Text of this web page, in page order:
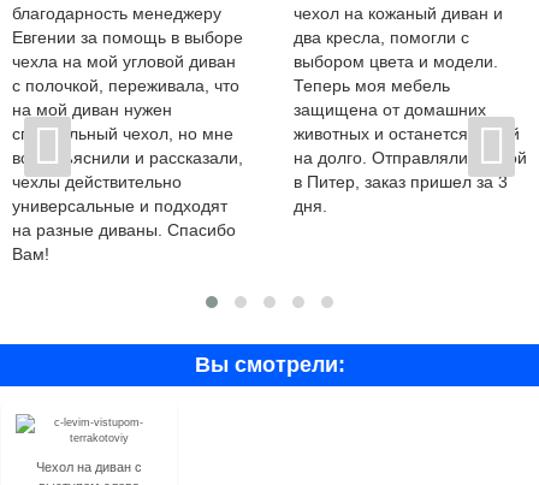
благодарность менеджеру
Евгении за помощь в выборе
чехла на мой угловой диван
с полочкой, переживала, что
на мой диван нужен
специальный чехол, но мне
все объяснили и рассказали,
чехлы действительно
универсальные и подходят
на разные диваны. Спасибо
Вам!
чехол на кожаный диван и
два кресла, помогли с
выбором цвета и модели.
Теперь моя мебель
защищена от домашних
животных и останется новой
на долго. Отправляли почтой
в Питер, заказ пришел за 3
дня.
Вы смотрели:
Чехол на диван с